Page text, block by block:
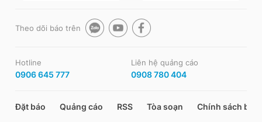
Theo dõi báo trên
Hotline
0906 645 777
Liên hệ quảng cáo
0908 780 404
Đặt báo Quảng cáo RSS Tòa soạn Chính sách bảo